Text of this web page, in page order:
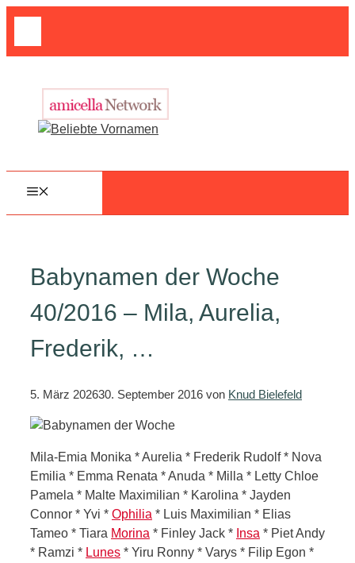
Zum
Babynamen der Woche
40/2016 – Mila, Aurelia,
Frederik, …
5. März 202630. September 2016 von Knud Bielefeld
Mila-Emia Monika * Aurelia * Frederik Rudolf * Nova
Emilia * Emma Renata * Anuda * Milla * Letty Chloe
Pamela * Malte Maximilian * Karolina * Jayden
Connor * Yvi * Ophilia * Luis Maximilian * Elias
Tameo * Tiara Morina * Finley Jack * Insa * Piet Andy
* Ramzi * Lunes * Yiru Ronny * Varys * Filip Egon *